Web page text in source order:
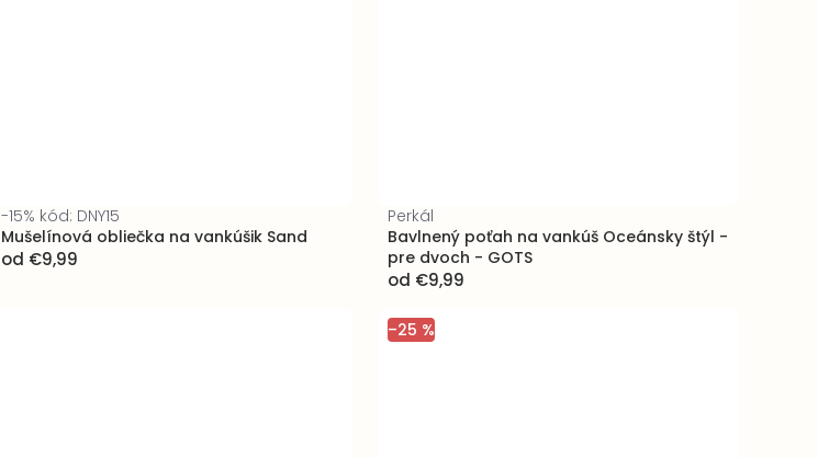
-15% kód: DNY15
Mušelínová obliečka na vankúšik Sand
od €9,99
Perkál
Bavlnený poťah na vankúš Oceánsky štýl -
pre dvoch - GOTS
od €9,99
–25 %